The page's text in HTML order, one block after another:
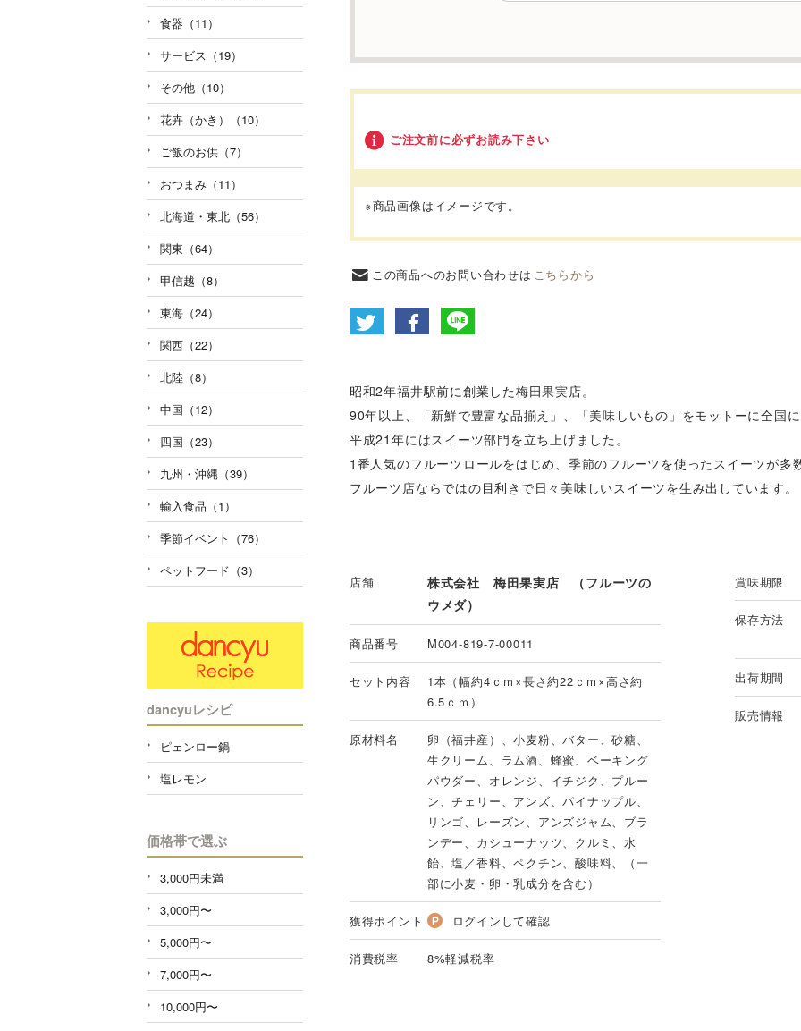
ご注文前に必ずお読み下さい
※商品画像はイメージです。
この商品へのお問い合わせは こちらから
昭和2年福井駅前に創業した梅田果実店。
90年以上、「新鮮で豊富な品揃え」、「美味しいもの」をモットーに全国
平成21年にはスイーツ部門を立ち上げました。
1番人気のフルーツロールをはじめ、季節のフルーツを使ったスイーツが多
フルーツ店ならではの目利きで日々美味しいスイーツを生み出しています。
店舗
株式会社 梅田果実店 （フルーツの
ウメダ）
商品番号 M004-819-7-00011
セット内容
1本（幅約4ｃｍ×長さ約22ｃｍ×高さ約
6.5ｃｍ）
原材料名
卵（福井産）、小麦粉、バター、砂糖、
生クリーム、ラム酒、蜂蜜、ベーキング
パウダー、オレンジ、イチジク、プルー
ン、チェリー、アンズ、パイナップル、
リンゴ、レーズン、アンズジャム、ブラ
ンデー、カシューナッツ、クルミ、水
飴、塩／香料、ペクチン、酸味料、（一
部に小麦・卵・乳成分を含む）
獲得ポイント ログインして確認
消費税率 8%軽減税率
賞味期限
保存方法
出荷期間
販売情報
食器（11）
サービス（19）
その他（10）
花卉（かき）（10）
ご飯のお供（7）
おつまみ（11）
北海道・東北（56）
関東（64）
甲信越（8）
東海（24）
関西（22）
北陸（8）
中国（12）
四国（23）
九州・沖縄（39）
輸入食品（1）
季節イベント（76）
ペットフード（3）
dancyuレシピ
ピェンロー鍋
塩レモン
価格帯で選ぶ
3,000円未満
3,000円〜
5,000円〜
7,000円〜
10,000円〜